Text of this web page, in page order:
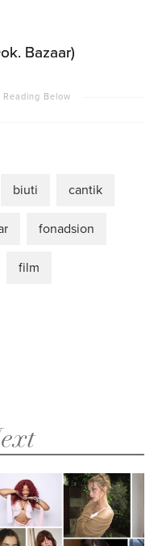
Bazaar)
biuti cantik
fonadsion
film